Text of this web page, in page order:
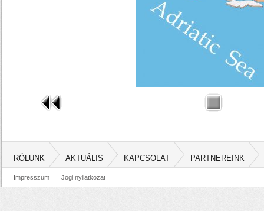
RÓLUNK AKTUÁLIS KAPCSOLAT PARTNEREINK
Impresszum Jogi nyilatkozat